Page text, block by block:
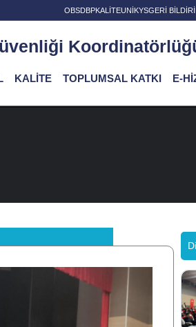
OBSDBPKALİTEUNİKYSGERİ
KALİTE TOPLUMSAL KATKI E-